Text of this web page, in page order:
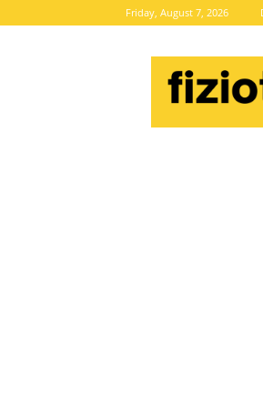
Friday, August 7, 2026